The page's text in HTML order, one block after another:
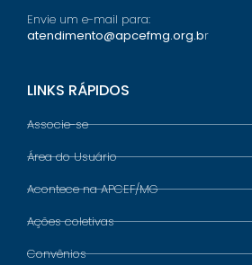
Envie um e-mail para:
atendimento@apcefmg.org.br
LINKS RÁPIDOS
Associe-se
Área do Usuário
Acontece na APCEF/MG
Ações coletivas
Convênios